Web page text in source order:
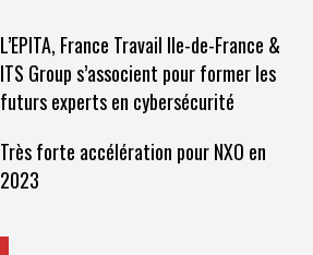
L’EPITA, France Travail Ile-de-France &
ITS Group s’associent pour former les
futurs experts en cybersécurité
Très forte accélération pour NXO en
2023